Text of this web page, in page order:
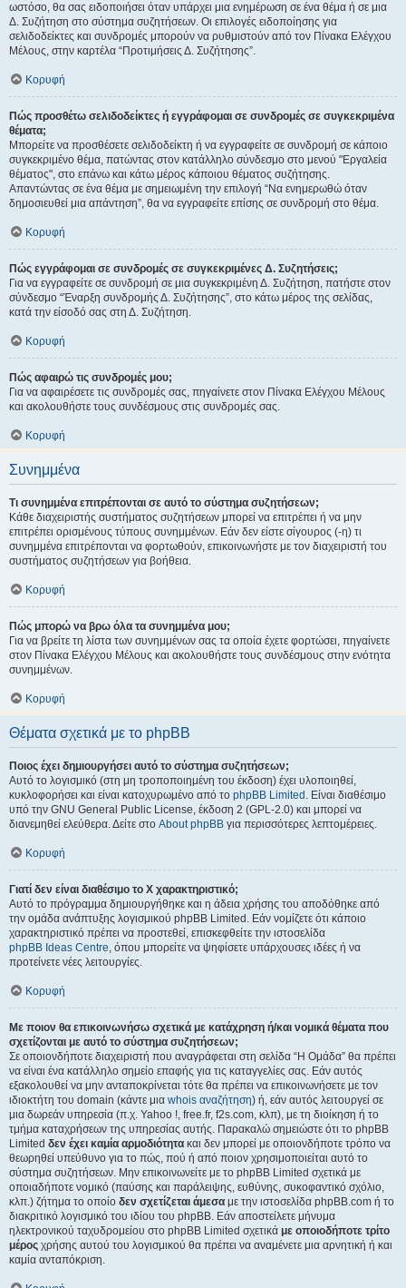
ωστόσο, θα σας ειδοποιήσει όταν υπάρχει μια ενημέρωση σε ένα θέμα ή σε μια
Δ. Συζήτηση στο σύστημα συζητήσεων. Οι επιλογές ειδοποίησης για
σελιδοδείκτες και συνδρομές μπορούν να ρυθμιστούν από τον Πίνακα Ελέγχου
Μέλους, στην καρτέλα “Προτιμήσεις Δ. Συζήτησης”.
Κορυφή
Πώς προσθέτω σελιδοδείκτες ή εγγράφομαι σε συνδρομές σε συγκεκριμένα
θέματα;
Μπορείτε να προσθέσετε σελιδοδείκτη ή να εγγραφείτε σε συνδρομή σε κάποιο
συγκεκριμένο θέμα, πατώντας στον κατάλληλο σύνδεσμο στο μενού "Εργαλεία
θέματος", στο επάνω και κάτω μέρος κάποιου θέματος συζήτησης.
Απαντώντας σε ένα θέμα με σημειωμένη την επιλογή “Να ενημερωθώ όταν
δημοσιευθεί μια απάντηση”, θα να εγγραφείτε επίσης σε συνδρομή στο θέμα.
Κορυφή
Πώς εγγράφομαι σε συνδρομές σε συγκεκριμένες Δ. Συζητήσεις;
Για να εγγραφείτε σε συνδρομή σε μια συγκεκριμένη Δ. Συζήτηση, πατήστε στον
σύνδεσμο “Έναρξη συνδρομής Δ. Συζήτησης”, στο κάτω μέρος της σελίδας,
κατά την είσοδό σας στη Δ. Συζήτηση.
Κορυφή
Πώς αφαιρώ τις συνδρομές μου;
Για να αφαιρέσετε τις συνδρομές σας, πηγαίνετε στον Πίνακα Ελέγχου Μέλους
και ακολουθήστε τους συνδέσμους στις συνδρομές σας.
Κορυφή
Συνημμένα
Τι συνημμένα επιτρέπονται σε αυτό το σύστημα συζητήσεων;
Κάθε διαχειριστής συστήματος συζητήσεων μπορεί να επιτρέπει ή να μην
επιτρέπει ορισμένους τύπους συνημμένων. Εάν δεν είστε σίγουρος (-η) τι
συνημμένα επιτρέπονται να φορτωθούν, επικοινωνήστε με τον διαχειριστή του
συστήματος συζητήσεων για βοήθεια.
Κορυφή
Πώς μπορώ να βρω όλα τα συνημμένα μου;
Για να βρείτε τη λίστα των συνημμένων σας τα οποία έχετε φορτώσει, πηγαίνετε
στον Πίνακα Ελέγχου Μέλους και ακολουθήστε τους συνδέσμους στην ενότητα
συνημμένων.
Κορυφή
Θέματα σχετικά με το phpBB
Ποιος έχει δημιουργήσει αυτό το σύστημα συζητήσεων;
Αυτό το λογισμικό (στη μη τροποποιημένη του έκδοση) έχει υλοποιηθεί,
κυκλοφορήσει και είναι κατοχυρωμένο από το phpBB Limited . Είναι διαθέσιμο
υπό την GNU General Public License, έκδοση 2 (GPL-2.0) και μπορεί να
διανεμηθεί ελεύθερα. Δείτε στο About phpBB για περισσότερες λεπτομέρειες.
Κορυφή
Γιατί δεν είναι διαθέσιμο το Χ χαρακτηριστικό;
Αυτό το πρόγραμμα δημιουργήθηκε και η άδεια χρήσης του αποδόθηκε από
την ομάδα ανάπτυξης λογισμικού phpBB Limited. Εάν νομίζετε ότι κάποιο
χαρακτηριστικό πρέπει να προστεθεί, επισκεφθείτε την ιστοσελίδα
phpBB Ideas Centre, όπου μπορείτε να ψηφίσετε υπάρχουσες ιδέες ή να
προτείνετε νέες λειτουργίες.
Κορυφή
Με ποιον θα επικοινωνήσω σχετικά με κατάχρηση ή/και νομικά θέματα που
σχετίζονται με αυτό το σύστημα συζητήσεων;
Σε οποιονδήποτε διαχειριστή που αναγράφεται στη σελίδα “Η Ομάδα” θα πρέπει
να είναι ένα κατάλληλο σημείο επαφής για τις καταγγελίες σας. Εάν αυτός
εξακολουθεί να μην ανταποκρίνεται τότε θα πρέπει να επικοινωνήσετε με τον
ιδιοκτήτη του domain (κάντε μια whois αναζήτηση) ή, εάν αυτός λειτουργεί σε
μια δωρεάν υπηρεσία (π.χ. Yahoo !, free.fr, f2s.com, κλπ), με τη διοίκηση ή το
τμήμα καταχρήσεων της υπηρεσίας αυτής. Παρακαλώ σημειώστε ότι το phpBB
Limited δεν έχει καμία αρμοδιότητα και δεν μπορεί με οποιονδήποτε τρόπο να
θεωρηθεί υπεύθυνο για το πώς, πού ή από ποιον χρησιμοποιείται αυτό το
σύστημα συζητήσεων. Μην επικοινωνείτε με το phpBB Limited σχετικά με
οποιαδήποτε νομικό (παύσης και παράλειψης, ευθύνης, συκοφαντικό σχόλιο,
κλπ.) ζήτημα το οποίο δεν σχετίζεται άμεσα με την ιστοσελίδα phpBB.com ή το
διακριτικό λογισμικό του ιδίου του phpBB. Εάν αποστείλετε μήνυμα
ηλεκτρονικού ταχυδρομείου στο phpBB Limited σχετικά με οποιοδήποτε τρίτο
μέρος χρήσης αυτού του λογισμικού θα πρέπει να αναμένετε μια αρνητική ή και
καμία ανταπόκριση.